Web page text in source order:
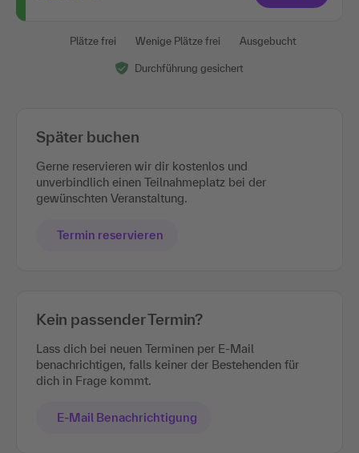
Plätze frei Wenige Plätze frei Ausgebucht
Durchführung gesichert
Später buchen
Gerne reservieren wir dir kostenlos und
unverbindlich einen Teilnahmeplatz bei der
gewünschten Veranstaltung.
Termin reservieren
Kein passender Termin?
Lass dich bei neuen Terminen per E-Mail
benachrichtigen, falls keiner der Bestehenden für
dich in Frage kommt.
E-Mail Benachrichtigung